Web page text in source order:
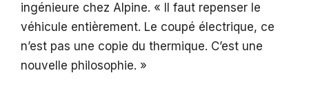
ingénieure chez Alpine. « Il faut repenser le
véhicule entièrement. Le coupé électrique, ce
n’est pas une copie du thermique. C’est une
nouvelle philosophie. »